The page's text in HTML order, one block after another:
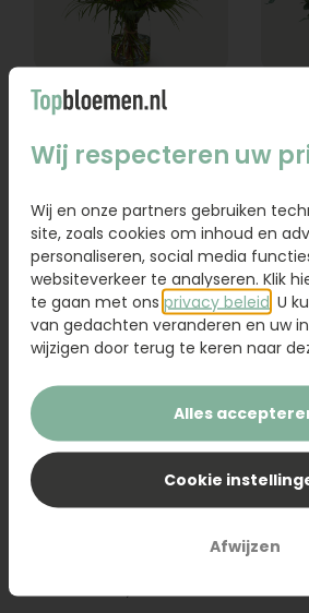
Boeket Lexie
Vanaf
18,95
Bestel
31,95
Wij respecteren uw
Wij en onze partners gebruiken
site, zoals cookies om inhoud en
personaliseren, social media
websiteverkeer te analyseren. Klik
te gaan met ons privacy beleid . U
van gedachten veranderen en uw
wijzigen door terug te keren naar
Alles
Cookie
Afwijzen